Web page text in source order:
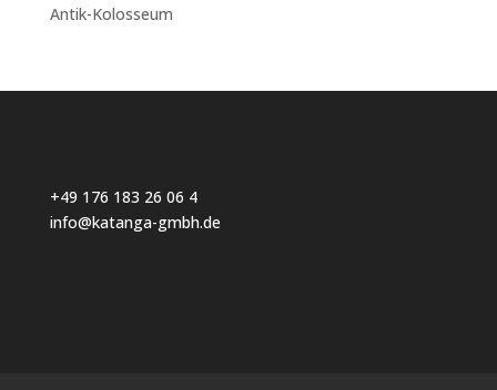
Antik-Kolosseum
+49 176 183 26 06 4
info@katanga-gmbh.de